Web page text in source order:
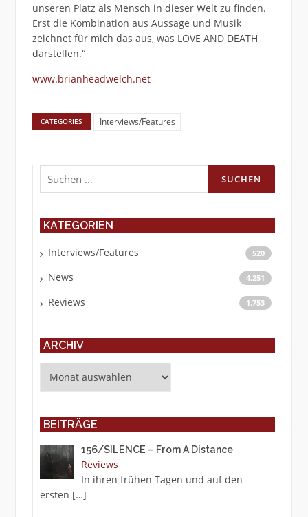
unseren Platz als Mensch in dieser Welt zu finden.
Erst die Kombination aus Aussage und Musik
zeichnet für mich das aus, was LOVE AND DEATH
darstellen.“
www.brianheadwelch.net
CATEGORIES Interviews/Features
Suchen
nach:
KATEGORIEN
Interviews/Features 520
News 4.251
Reviews 1.753
ARCHIV
BEITRÄGE
156/SILENCE – From A Distance
Reviews
In ihren frühen Tagen und auf den
ersten […]